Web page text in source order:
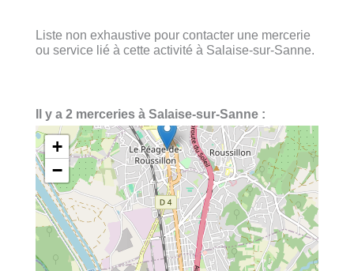
Liste non exhaustive pour contacter une mercerie
ou service lié à cette activité à Salaise-sur-Sanne.
Il y a 2 merceries à Salaise-sur-Sanne :
+
−